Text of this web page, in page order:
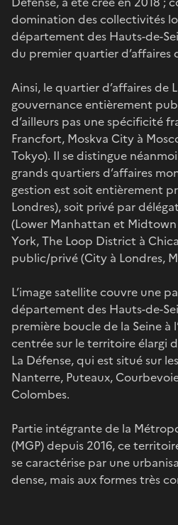
domination des collectivités
département des Hauts-de-
du premier quartier d’affaires
Ainsi, le quartier d’affaires de
gouvernance entièrement
d’ailleurs pas une spécificité
Francfort, Moskva City à
Tokyo). Il se distingue
grands quartiers d’affaires
gestion est soit entièrement
Londres), soit privé par
(Lower Manhattan et
York, The Loop District à
public/privé (City à Londres,
L’image satellite couvre une
département des Hauts-de-
première boucle de la Seine à
centrée sur le territoire élargi
La Défense, qui est situé sur
Nanterre, Puteaux,
Colombes.
Partie intégrante de la
(MGP) depuis 2016, ce
se caractérise par une
dense, mais aux formes très